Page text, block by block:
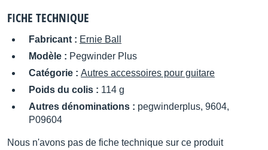
FICHE TECHNIQUE
Fabricant : Ernie Ball
Modèle : Pegwinder Plus
Catégorie : Autres accessoires pour guitare
Poids du colis : 114 g
Autres dénominations : pegwinderplus, 9604,
P09604
Nous n'avons pas de fiche technique sur ce produit